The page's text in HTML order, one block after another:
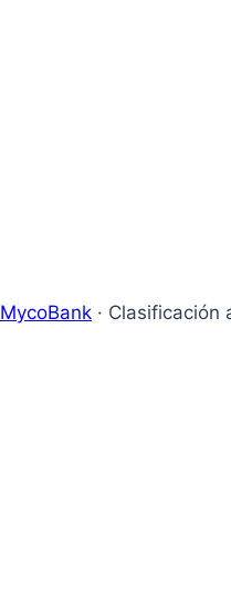
MycoBank · Clasificación